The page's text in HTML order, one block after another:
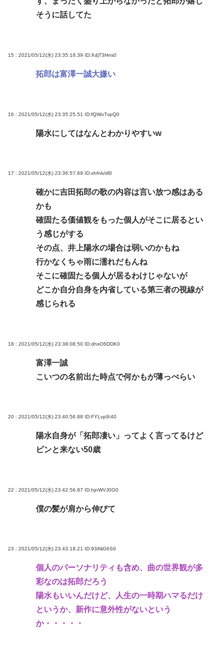
そうに話してた
15 : 2021/05/12(水) 23:35:18.39 ID:XdjT3Hns0
拓郎は富澤一誠大嫌い
16 : 2021/05/12(水) 23:35:25.51 ID:fQWoTvpQ0
陽水にしてはなんとわかりやすいw
17 : 2021/05/12(水) 23:36:57.69 ID:xhfnk/dl0
確かに吉田拓郎の歌の内容は言い放つ感はある
かも
確固たる価値観をもった個人がそこに居るとい
う感じがする
その点、井上陽水の場合は弱いのかもね
行かなくちゃ雨に濡れだもんね
そこに確固たる個人が居るわけじゃないが
どこか自分自身を内省している第三者の視線が
感じられる
18 : 2021/05/12(水) 23:38:08.50 ID:dhsO6DDK0
富澤一誠
こいつの名前出た時点で何かもが薄っぺらい
20 : 2021/05/12(水) 23:40:56.88 ID:FYLvp9/40
陽水自身が「拓郎凄い」ってよく言ってるけど
ピンと来ない50歳
22 : 2021/05/12(水) 23:42:56.87 ID:hjnWVJ0G0
僕の髪が肩から伸びて
23 : 2021/05/12(水) 23:43:18.21 ID:93iNiG6S0
個人のパーソナリティも含め、曲の世界観が多
彩なのは拓郎だろう
陽水もいいんだけど、人生の一時期ハマるだけ
というか、新作に意外性がないという
か・・・・・